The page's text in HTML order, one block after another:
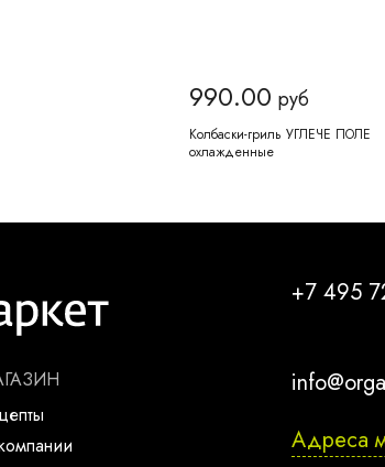
990.00 руб
Колбаски-гриль УГЛЕЧЕ ПОЛЕ
охлажденные
+7 495
Адреса